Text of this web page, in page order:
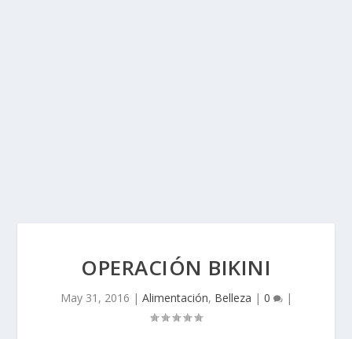
OPERACIÓN BIKINI
May 31, 2016 | Alimentación, Belleza | 0 |